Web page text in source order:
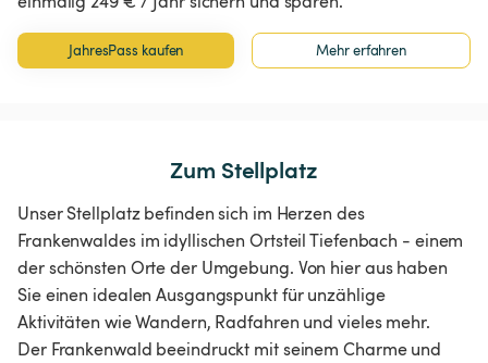
JahresPass kaufen Mehr erfahren
Zum Stellplatz
Unser Stellplatz befinden sich im Herzen des
Frankenwaldes im idyllischen Ortsteil Tiefenbach - einem
der schönsten Orte der Umgebung. Von hier aus haben
Sie einen idealen Ausgangspunkt für unzählige
Aktivitäten wie Wandern, Radfahren und vieles mehr.
Der Frankenwald beeindruckt mit seinem Charme und